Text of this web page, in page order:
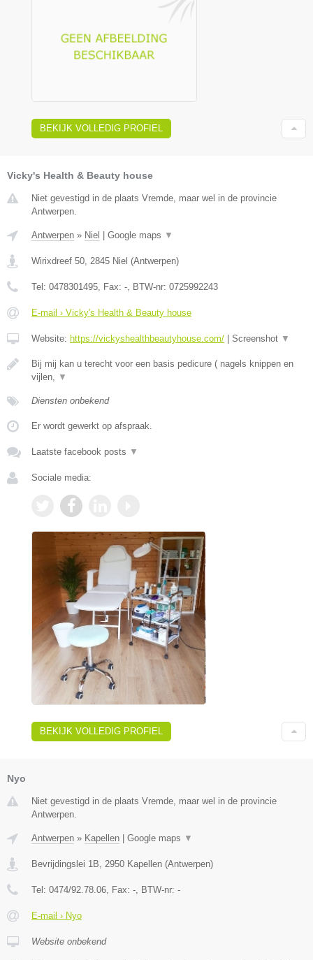
BEKIJK VOLLEDIG PROFIEL
Vicky's Health & Beauty house
Niet gevestigd in de plaats Vremde, maar wel in de provincie
Antwerpen.
Antwerpen » Niel | Google maps ▼
Wirixdreef 50 2845 Niel (Antwerpen)
Tel: 0478301495 , Fax: - , BTW-nr: 0725992243
E-mail › Vicky's Health & Beauty house
Website: https://vickyshealthbeautyhouse.com/ | Screenshot ▼
Bij mij kan u terecht voor een basis pedicure ( nagels knippen en
vijlen,
▼
Diensten onbekend
Er wordt gewerkt op afspraak.
Laatste facebook posts ▼
Sociale media:
BEKIJK VOLLEDIG PROFIEL
Nyo
Niet gevestigd in de plaats Vremde, maar wel in de provincie
Antwerpen.
Antwerpen » Kapellen | Google maps ▼
Bevrijdingslei 1B 2950 Kapellen (Antwerpen)
Tel: 0474/92.78.06 , Fax: - , BTW-nr: -
E-mail › Nyo
Website onbekend